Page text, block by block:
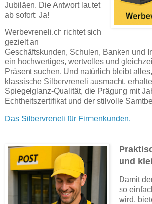
Jubiläen. Die Antwort lautet
ab sofort: Ja!
Werbevreneli.ch richtet sich
gezielt an
Geschäftskunden, Schulen, Banken und
ein hochwertiges, wertvolles und
Präsent suchen. Und natürlich bleibt
klassische Silbervreneli ausmacht,
Spiegelglanz-Qualität, die Prägung mit
Echtheitszertifikat und der stilvolle
Das Silbervreneli für Firmenkunden.
und
Damit
so
wird,